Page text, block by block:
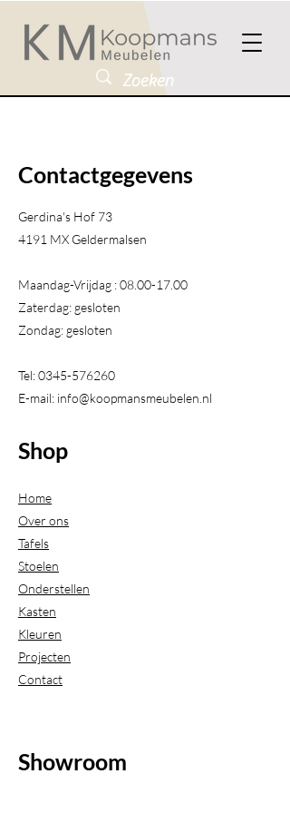
Contactgegevens
Gerdina's Hof 73
4191 MX Geldermalsen​
Maandag-Vrijdag :08.00-17.00
Zaterdag: gesloten
Zondag: gesloten
Tel:0345-576260
E-mail: info@koopmansmeubelen.nl
Shop
Home
Over ons
Tafels
Stoelen
Onderstellen
Kasten
Kleuren
Projecten
Contact
Showroom